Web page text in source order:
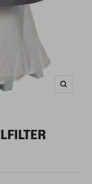
Zoom